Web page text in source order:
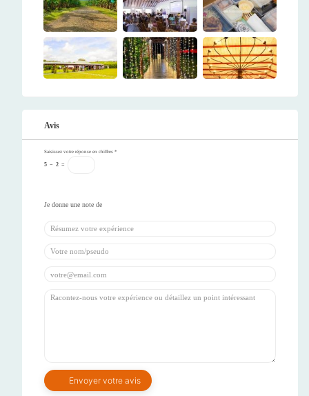
Avis
Saisissez votre réponse en chiffres *
5 − 2 =